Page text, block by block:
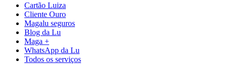
Cartão Luiza
Cliente Ouro
Magalu seguros
Blog da Lu
Maga +
WhatsApp da Lu
Todos os serviços